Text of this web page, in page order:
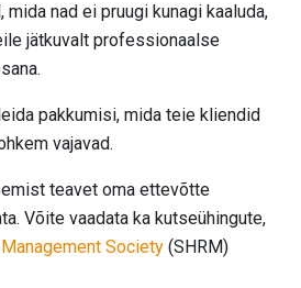
nad ei pruugi kunagi kaaluda,
jätkuvalt professionaalse
pakkumisi, mida teie kliendid
vajavad.
teavet oma ettevõtte
Võite vaadata ka kutseühingute,
Society (SHRM)